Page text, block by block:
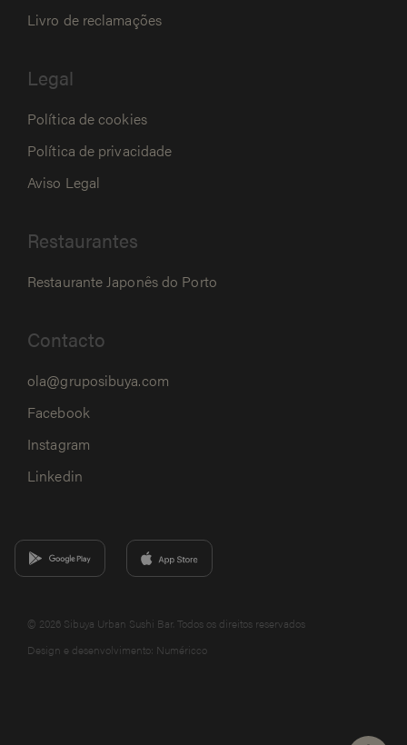
Livro de reclamações
Legal
Política de cookies
Política de privacidade
Aviso Legal
Restaurantes
Restaurante Japonês do Porto
Contacto
ola@gruposibuya.com
Facebook
Instagram
Linkedin
© 2026 Sibuya Urban Sushi Bar. Todos os direitos reservados
Design e desenvolvimento: Numéricco